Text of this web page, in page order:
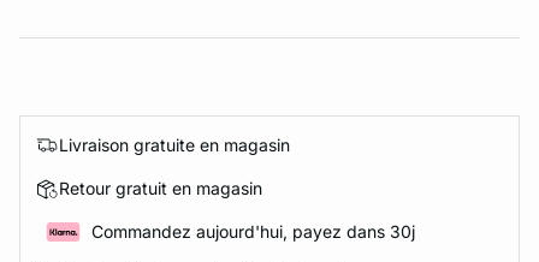
Livraison gratuite en magasin
Retour gratuit en magasin
Commandez aujourd'hui, payez dans 30j